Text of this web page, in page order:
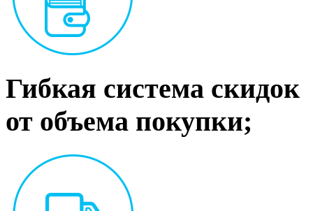
Гибкая система скидок
от объема покупки;